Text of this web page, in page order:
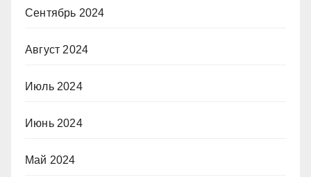
Сентябрь 2024
Август 2024
Июль 2024
Июнь 2024
Май 2024